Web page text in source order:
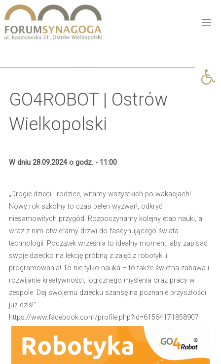
GO4ROBOT | Ostrów
Wielkopolski
W dniu 28.09.2024 o godz. - 11:00
„Drogie dzieci i rodzice, witamy wszystkich po wakacjach!
Nowy rok szkolny to czas pełen wyzwań, odkryć i
niesamowitych przygód. Rozpoczynamy kolejny etap nauki, a
wraz z nim otwieramy drzwi do fascynującego świata
technologii. Początek września to idealny moment, aby zapisać
swoje dziecko na lekcję próbną z zajęć z robotyki i
programowania! To nie tylko nauka – to także świetna zabawa i
rozwijanie kreatywności, logicznego myślenia oraz pracy w
zespole. Daj swojemu dziecku szansę na poznanie przyszłości
już dziś!”
https://www.facebook.com/profile.php?id=61564171858907